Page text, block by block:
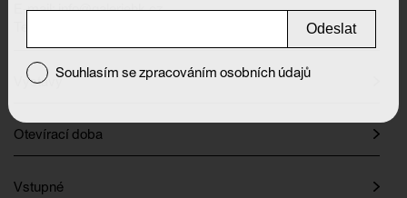
E-mail:info@galeriehk.cz
Výstavy
Otevírací doba
Vstupné
Odeslat
Souhlasím se zpracováním osobních údajů